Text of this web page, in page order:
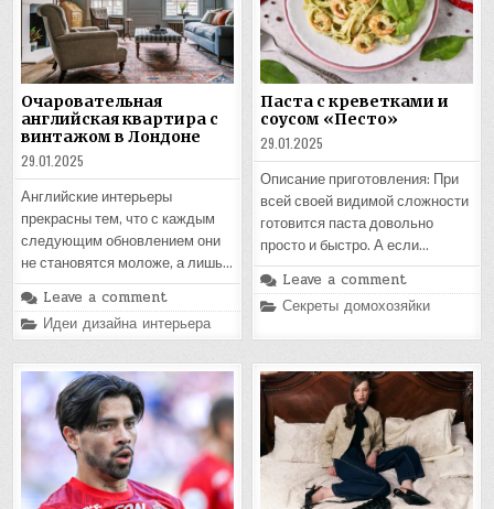
Очаровательная
английская квартира с
винтажом в Лондоне
29.01.2025
Английские интерьеры
прекрасны тем, что с каждым
следующим обновлением они
не становятся моложе, а лишь…
Leave a comment
Posted
in
Идеи дизайна интерьера
Паста с креветками и
соусом «Песто»
29.01.2025
Описание приготовления: При
всей своей видимой сложности
готовится паста довольно
просто и быстро. А если…
Leave a comment
Posted
Секреты домохозяйки